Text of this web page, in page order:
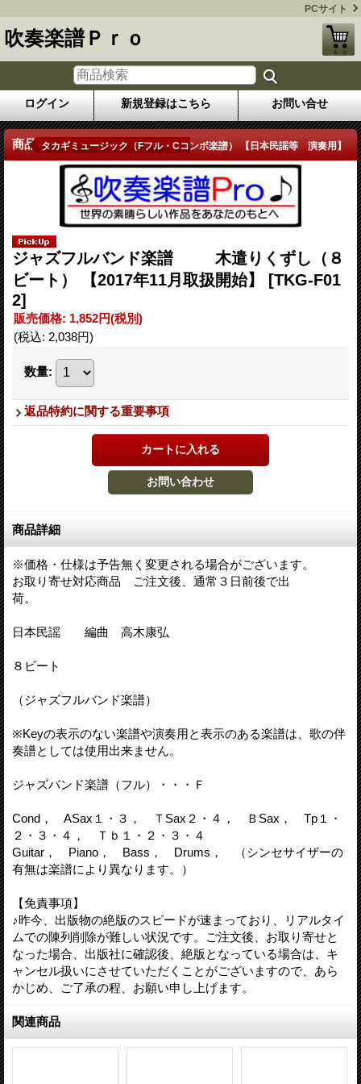
PCサイト
吹奏楽譜Ｐｒｏ
ログイン 新規登録はこちら お問い合せ
商品詳細タカギミュージック（Fフル・Cコンボ楽譜） 【日本民謡等 演奏用】
ジャズフルバンド楽譜 木遣りくずし（８
ビート） 【2017年11月取扱開始】 [TKG-F01
2]
販売価格: 1,852円(税別)
(税込: 2,038円)
数量:
返品特約に関する重要事項
商品詳細
※価格・仕様は予告無く変更される場合がございます。
お取り寄せ対応商品 ご注文後、通常３日前後で出
荷。
日本民謡 編曲 高木康弘
８ビート
（ジャズフルバンド楽譜）
※Keyの表示のない楽譜や演奏用と表示のある楽譜は、歌の伴
奏譜としては使用出来ません。
ジャズバンド楽譜（フル）・・・Ｆ
Cond， ASax１・３， ＴSax２・４， ＢSax， Tp１・
２・３・４， Ｔｂ１・２・３・４
Guitar， Piano， Bass， Drums， （シンセサイザーの
有無は楽譜により異なります。）
【免責事項】
♪昨今、出版物の絶版のスピードが速まっており、リアルタイ
ムでの陳列削除が難しい状況です。ご注文後、お取り寄せと
なった場合、出版社に確認後、絶版となっている場合は、キ
ャンセル扱いにさせていただくことがございますので、あら
かじめ、ご了承の程、お願い申し上げます。
関連商品